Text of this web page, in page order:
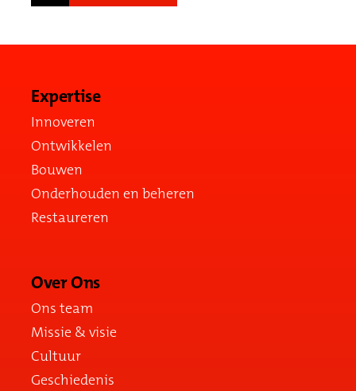
Expertise
Innoveren
Ontwikkelen
Bouwen
Onderhouden en beheren
Restaureren
Over Ons
Ons team
Missie & visie
Cultuur
Geschiedenis